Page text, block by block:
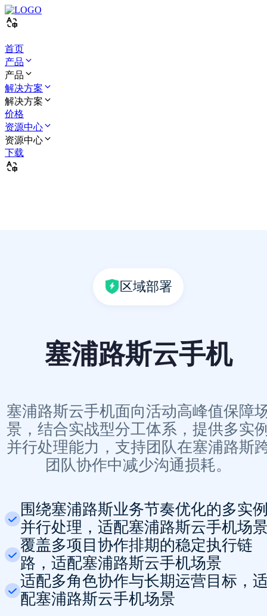
首页
产品
产品
解决方案
解决方案
价格
资源中心
资源中心
下载
区域部署
塞浦路斯云手机
塞浦路斯云手机面向活动高峰值保障
景，结合实战型分工体系，提供多实
并行处理能力，支持团队在塞浦路斯
团队协作中减少沟通损耗。
围绕塞浦路斯业务节奏优化的多实
并行处理，适配塞浦路斯云手机场
覆盖多项目协作排期的稳定执行链
路，适配塞浦路斯云手机场景
适配多角色协作与长期运营目标，
配塞浦路斯云手机场景